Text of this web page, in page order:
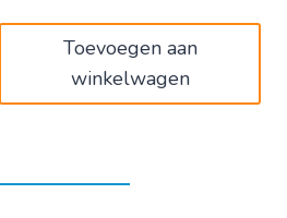
Toevoegen aan
winkelwagen